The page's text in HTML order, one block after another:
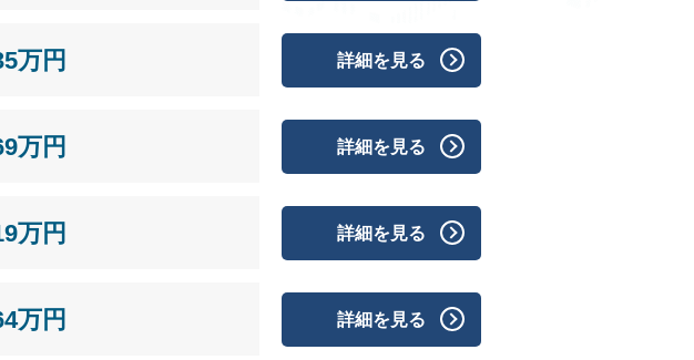
万円 詳細を見る
万円 詳細を見る
万円 詳細を見る
万円 詳細を見る